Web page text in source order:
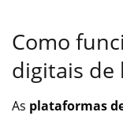
Como
digitais de
As plataformas